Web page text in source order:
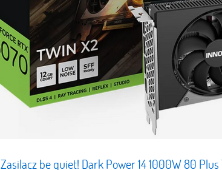
Zasilacz be quiet! Dark Power 14 1000W 80